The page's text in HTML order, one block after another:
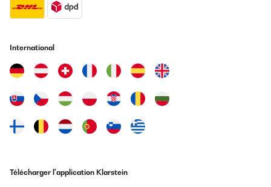
International
Télécharger l'application Klarstein